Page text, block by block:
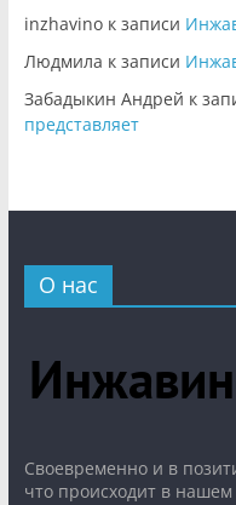
inzhavinoк записи
Людмила к записи
Забадыкин Андрей к
представляет
О нас
Cвоевременно и в
что происходит в нашем